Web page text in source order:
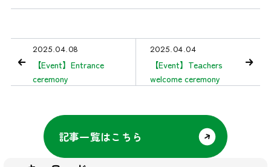
2025.04.08
【Event】Entrance
ceremony
2025.04.04
【Event】Teachers
welcome ceremony
記事一覧はこちら